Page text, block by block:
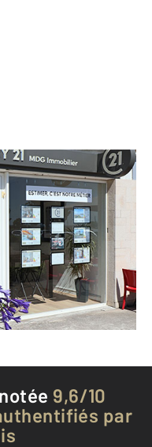
Immobilier
Becquerel
44490
l'agence
9,6/10
par